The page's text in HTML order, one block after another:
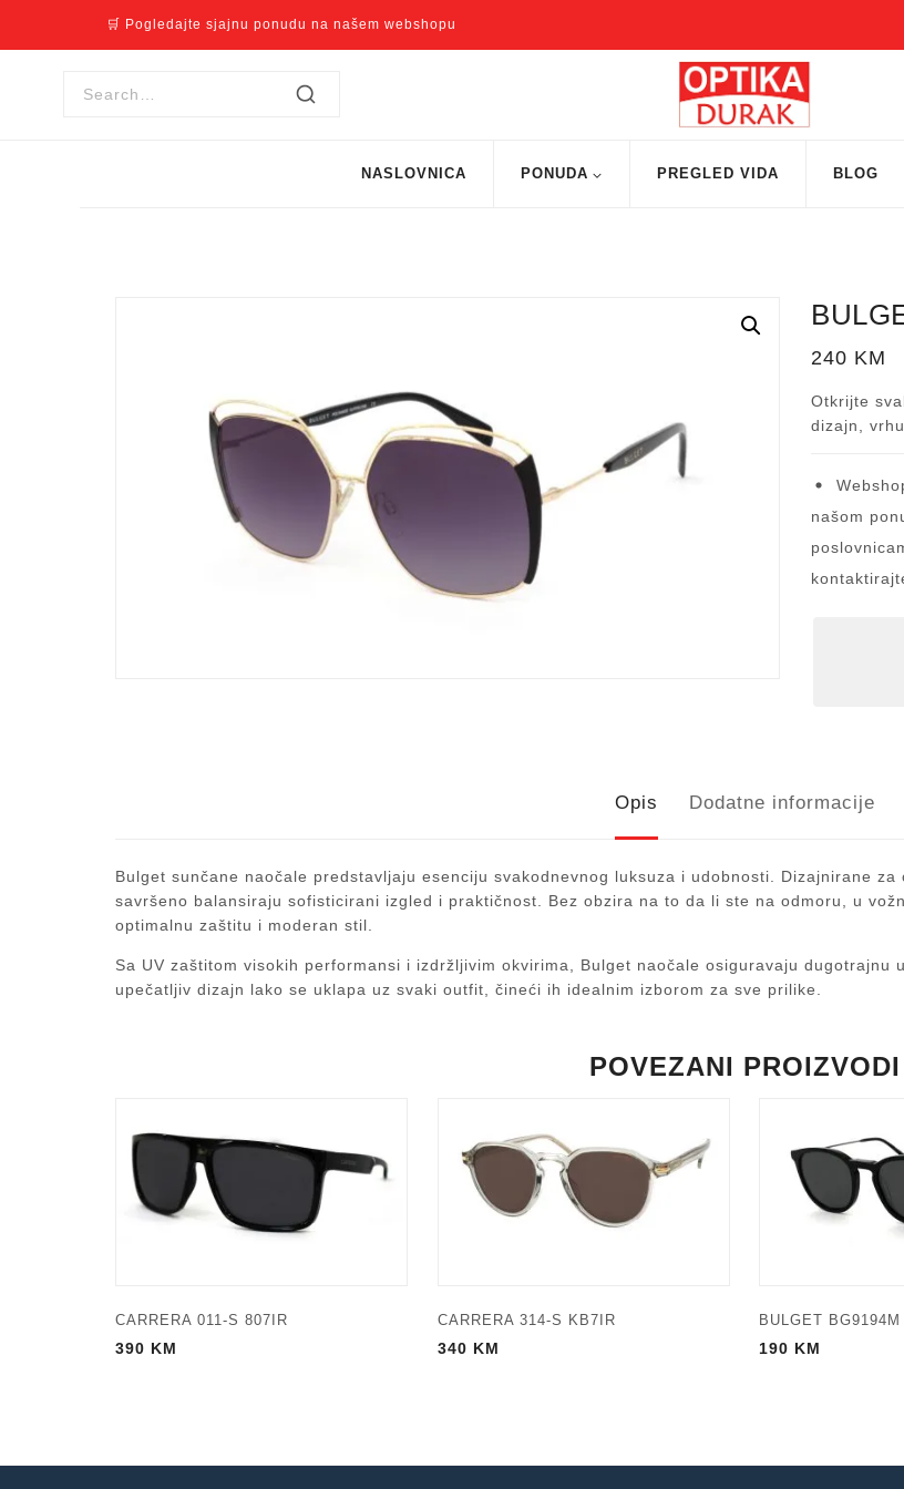
🛒 Pogledajte sjajnu ponudu na našem webshopu
NASLOVNICA PONUDA PREGLED VIDA BLOG
240 KM
Otkrijte
dizajn,
našom
Opis Dodatne informacije
Bulget sunčane naočale predstavljaju esenciju svakodnevnog luksuza i udobnosti. Dizajnirane
savršeno balansiraju sofisticirani izgled i praktičnost. Bez obzira na to da li ste na odmoru, u
optimalnu zaštitu i moderan stil.
Sa UV zaštitom visokih performansi i izdržljivim okvirima, Bulget naočale osiguravaju
upečatljiv dizajn lako se uklapa uz svaki outfit, čineći ih idealnim izborom za sve prilike.
POVEZANI PROIZVODI
CARRERA 011-S 807IR
390 KM
CARRERA 314-S KB7IR
340 KM
BULGET
190 KM